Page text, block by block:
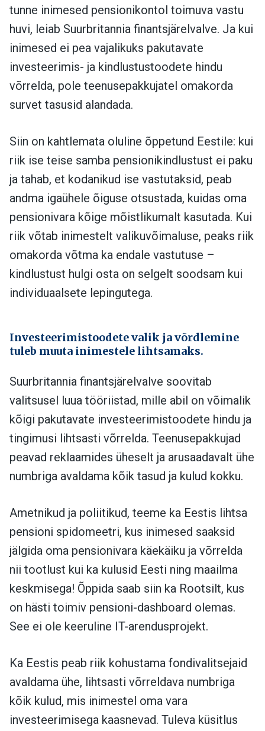
tunne inimesed pensionikontol toimuva vastu
huvi, leiab Suurbritannia finantsjärelvalve. Ja kui
inimesed ei pea vajalikuks pakutavate
investeerimis- ja kindlustustoodete hindu
võrrelda, pole teenusepakkujatel omakorda
survet tasusid alandada.
Siin on kahtlemata oluline õppetund Eestile: kui
riik ise teise samba pensionikindlustust ei paku
ja tahab, et kodanikud ise vastutaksid, peab
andma igaühele õiguse otsustada, kuidas oma
pensionivara kõige mõistlikumalt kasutada. Kui
riik võtab inimestelt valikuvõimaluse, peaks riik
omakorda võtma ka endale vastutuse –
kindlustust hulgi osta on selgelt soodsam kui
individuaalsete lepingutega.
Investeerimistoodete valik ja võrdlemine
tuleb muuta inimestele lihtsamaks.
Suurbritannia finantsjärelvalve soovitab
valitsusel luua tööriistad, mille abil on võimalik
kõigi pakutavate investeerimistoodete hindu ja
tingimusi lihtsasti võrrelda. Teenusepakkujad
peavad reklaamides üheselt ja arusaadavalt ühe
numbriga avaldama kõik tasud ja kulud kokku.
Ametnikud ja poliitikud, teeme ka Eestis lihtsa
pensioni spidomeetri, kus inimesed saaksid
jälgida oma pensionivara käekäiku ja võrrelda
nii tootlust kui ka kulusid Eesti ning maailma
keskmisega! Õppida saab siin ka Rootsilt, kus
on hästi toimiv pensioni-dashboard olemas.
See ei ole keeruline IT-arendusprojekt.
Ka Eestis peab riik kohustama fondivalitsejaid
avaldama ühe, lihtsasti võrreldava numbriga
kõik kulud, mis inimestel oma vara
investeerimisega kaasnevad. Tuleva küsitlus